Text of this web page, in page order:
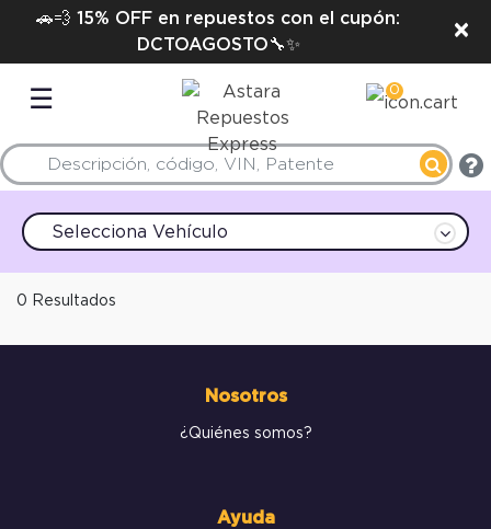
🚗💨 15% OFF en repuestos con el cupón:
DCTOAGOSTO🔧✨
×
☰ 0
Selecciona Vehículo
0 Resultados
Nosotros
¿Quiénes somos?
Ayuda